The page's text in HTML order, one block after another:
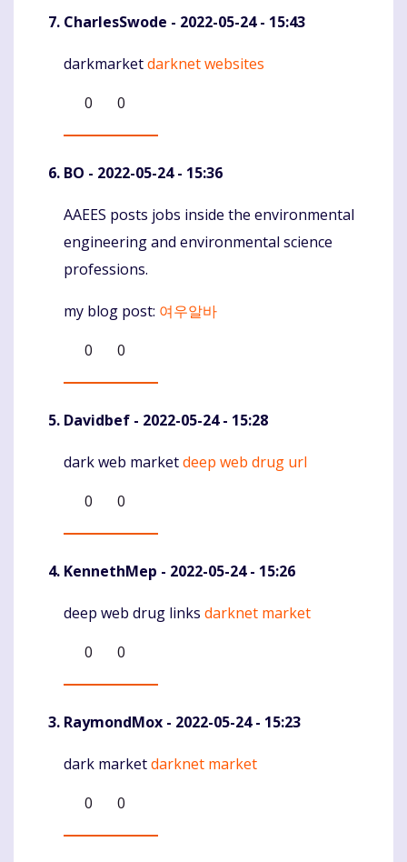
CharlesSwode - 2022-05-24 - 15:43
Komentaras
darkmarketdarknet websites
0
0
BO - 2022-05-24 - 15:36
Komentaras
AAEES posts jobs inside the environmental
engineering and environmental science
professions.
my blog post: 여우알바
0
0
Davidbef - 2022-05-24 - 15:28
Komentaras
dark web marketdeep web drug url
0
0
KennethMep - 2022-05-24 - 15:26
Komentaras
deep web drug links darknet market
0
0
RaymondMox - 2022-05-24 - 15:23
Komentaras
dark marketdarknet market
0
0